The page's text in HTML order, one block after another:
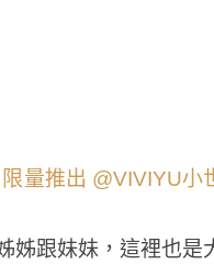
姊跟妹妹，這裡也是